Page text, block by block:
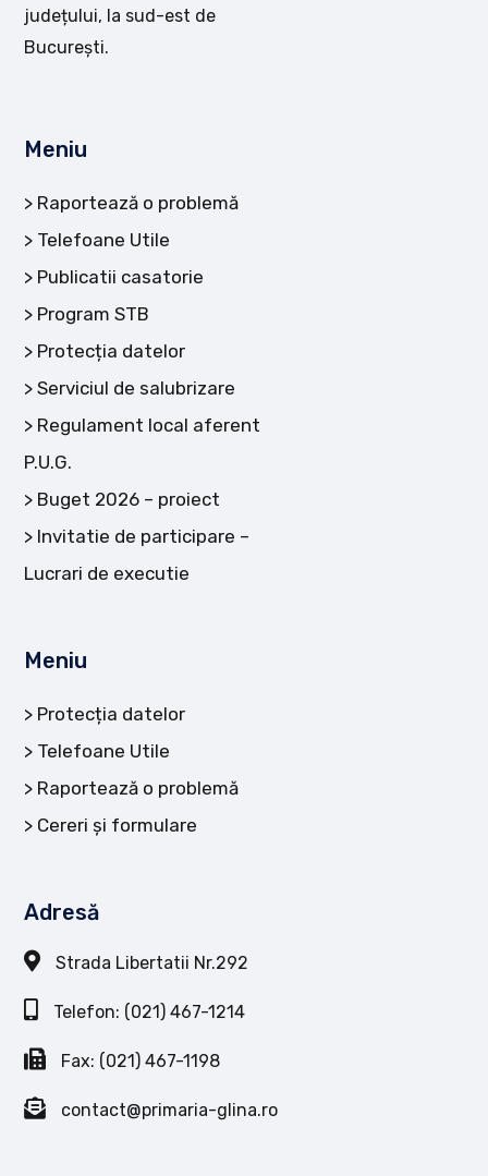
județului, la sud-est de
București.
Meniu
Raportează o problemă
Telefoane Utile
Publicatii casatorie
Program STB
Protecția datelor
Serviciul de salubrizare
Regulament local aferent
P.U.G.
Buget 2026 – proiect
Invitatie de participare –
Lucrari de executie
Meniu
Protecția datelor
Telefoane Utile
Raportează o problemă
Cereri și formulare
Adresă
Strada Libertatii Nr.292
Telefon: (021) 467-1214
Fax: (021) 467-1198
contact@primaria-glina.ro